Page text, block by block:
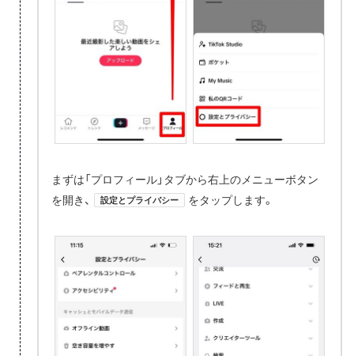
まずは「プロフィール」タブから右上のメニューボタン
を開き、
設定とプライバシー をタップします。